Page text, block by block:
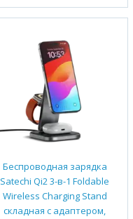
Беспроводная зарядка
Satechi Qi2 3-в-1 Foldable
Wireless Charging Stand
складная с адаптером,